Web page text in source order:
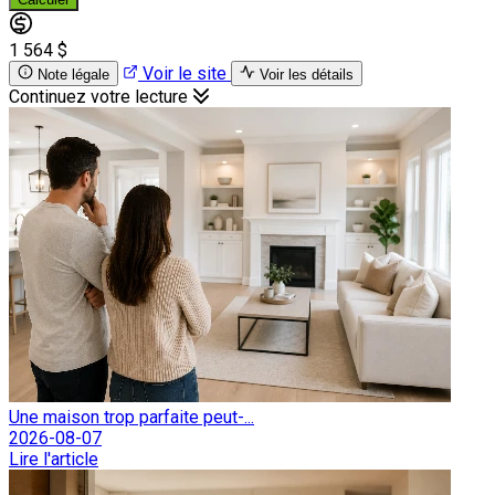
1 564 $
Note légale Voir le site Voir les détails
Continuez votre lecture
Une maison trop parfaite peut-...
2026-08-07
Lire l'article